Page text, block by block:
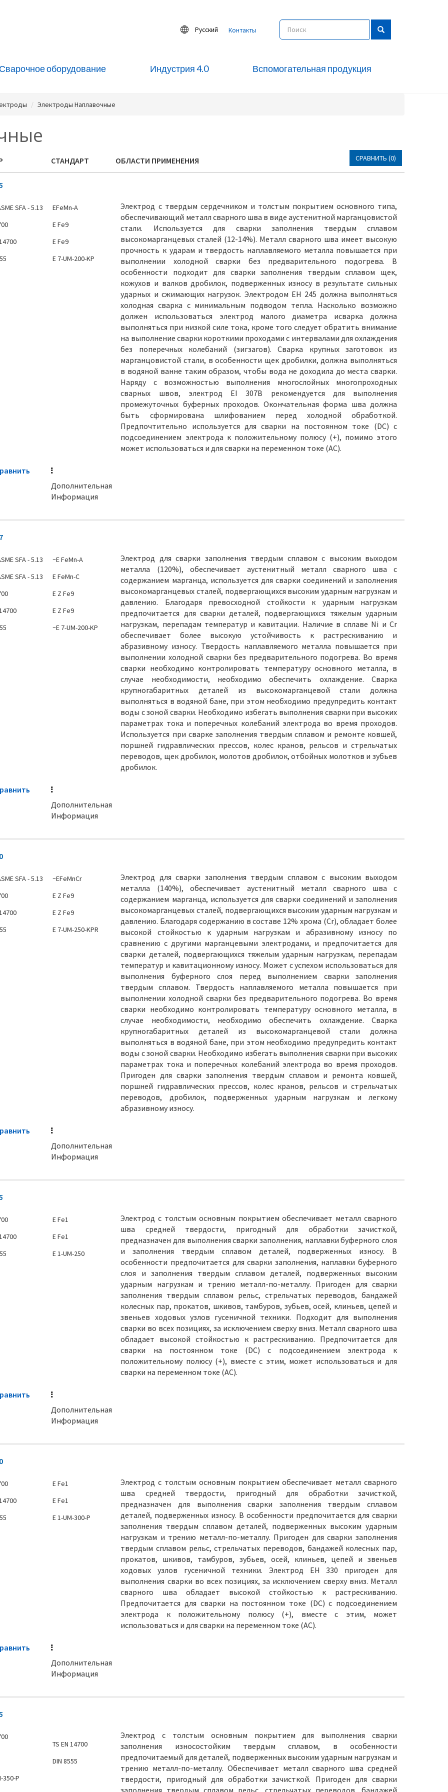
Русский Контакты
Сварочное оборудование Индустрия 4.0 Вспомогательная продукция
Электроды Наплавочные
СТАНДАРТ ОБЛАСТИ ПРИМЕНЕНИЯ СРАВНИТЬ (0)
SFA - 5.13
EFeMn-A
E Fe9
E Fe9
E 7-UM-200-KP
Электрод с твердым сердечником и толстым покрытием основного типа,
обеспечивающий металл сварного шва в виде аустенитной марганцовистой
стали. Используется для сварки заполнения твердым сплавом
высокомарганцевых сталей (12-14%). Металл сварного шва имеет высокую
прочность к ударам и твердость наплавляемого металла повышается при
выполнении холодной сварки без предварительного подогрева. В
особенности подходит для сварки заполнения твердым сплавом щек,
кожухов и валков дробилок, подверженных износу в результате сильных
ударных и сжимающих нагрузок. Электродом EH 245 должна выполняться
холодная сварка с минимальным подводом тепла. Насколько возможно
должен использоваться электрод малого диаметра исварка должна
выполняться при низкой силе тока, кроме того следует обратить внимание
на выполнение сварки короткими проходами с интервалами для охлаждения
без поперечных колебаний (зигзагов). Сварка крупных заготовок из
марганцовистой стали, в особенности щек дробилки, должна выполняться
в водяной ванне таким образом, чтобы вода не доходила до места сварки.
Наряду с возможностью выполнения многослойных многопроходных
сварных швов, электрод EI 307B рекомендуется для выполнения
промежуточных буферных проходов. Окончательная форма шва должна
быть сформирована шлифованием перед холодной обработкой.
Предпочтительно используется для сварки на постоянном токе (DC) с
подсоединением электрода к положительному полюсу (+), помимо этого
может использоваться и для сварки на переменном токе (AC).
Дополнительная
Информация
SFA - 5.13
~E FeMn-A
SFA - 5.13
E FeMn-C
E Z Fe9
E Z Fe9
~E 7-UM-200-KP
Электрод для сварки заполнения твердым сплавом с высоким выходом
металла (120%), обеспечивает аустенитный металл сварного шва с
содержанием марганца, используется для сварки соединений и заполнения
высокомарганцевых сталей, подвергающихся высоким ударным нагрузкам и
давлению. Благодаря превосходной стойкости к ударным нагрузкам
предпочитается для сварки деталей, подвергающихся тяжелым ударным
нагрузкам, перепадам температур и кавитации. Наличие в сплаве Ni и Cr
обеспечивает более высокую устойчивость к растрескиванию и
абразивному износу. Твердость наплавляемого металла повышается при
выполнении холодной сварки без предварительного подогрева. Во время
сварки необходимо контролировать температуру основного металла, в
случае необходимости, необходимо обеспечить охлаждение. Сварка
крупногабаритных деталей из высокомарганцевой стали должна
выполняться в водяной бане, при этом необходимо предупредить контакт
воды с зоной сварки. Необходимо избегать выполнения сварки при высоких
параметрах тока и поперечных колебаний электрода во время проходов.
Используется при сварке заполнения твердым сплавом и ремонте ковшей,
поршней гидравлических прессов, колес кранов, рельсов и стрельчатых
переводов, щек дробилок, молотов дробилок, отбойных молотков и зубьев
дробилок.
Дополнительная
Информация
SFA - 5.13
~EFeMnCr
E Z Fe9
E Z Fe9
E 7-UM-250-KPR
Электрод для сварки заполнения твердым сплавом с высоким выходом
металла (140%), обеспечивает аустенитный металл сварного шва с
содержанием марганца, используется для сварки соединений и заполнения
высокомарганцевых сталей, подвергающихся высоким ударным нагрузкам и
давлению. Благодаря содержанию в составе 12% хрома (Cr), обладает более
высокой стойкостью к ударным нагрузкам и абразивному износу по
сравнению с другими марганцевыми электродами, и предпочитается для
сварки деталей, подвергающихся тяжелым ударным нагрузкам, перепадам
температур и кавитационному износу. Может с успехом использоваться для
выполнения буферного слоя перед выполнением сварки заполнения
твердым сплавом. Твердость наплавляемого металла повышается при
выполнении холодной сварки без предварительного подогрева. Во время
сварки необходимо контролировать температуру основного металла, в
случае необходимости, необходимо обеспечить охлаждение. Сварка
крупногабаритных деталей из высокомарганцевой стали должна
выполняться в водяной бане, при этом необходимо предупредить контакт
воды с зоной сварки. Необходимо избегать выполнения сварки при высоких
параметрах тока и поперечных колебаний электрода во время проходов.
Пригоден для сварки заполнения твердым сплавом и ремонта ковшей,
поршней гидравлических прессов, колес кранов, рельсов и стрельчатых
переводов, дробилок, подверженных ударным нагрузкам и легкому
абразивному износу.
Дополнительная
Информация
E Fe1
E Fe1
E 1-UM-250
Электрод с толстым основным покрытием обеспечивает металл сварного
шва средней твердости, пригодный для обработки зачисткой,
предназначен для выполнения сварки заполнения, наплавки буферного слоя
и заполнения твердым сплавом деталей, подверженных износу. В
особенности предпочитается для сварки заполнения, наплавки буферного
слоя и заполнения твердым сплавом деталей, подверженных высоким
ударным нагрузкам и трению металл-по-металлу. Пригоден для сварки
заполнения твердым сплавом рельс, стрельчатых переводов, бандажей
колесных пар, прокатов, шкивов, тамбуров, зубьев, осей, клиньев, цепей и
звеньев ходовых узлов гусеничной техники. Подходит для выполнения
сварки во всех позициях, за исключением сверху вниз. Металл сварного шва
обладает высокой стойкостью к растрескиванию. Предпочитается для
сварки на постоянном токе (DC) с подсоединением электрода к
положительному полюсу (+), вместе с этим, может использоваться и для
сварки на переменном токе (AC).
Дополнительная
Информация
E Fe1
E Fe1
E 1-UM-300-P
Электрод с толстым основным покрытием обеспечивает металл сварного
шва средней твердости, пригодный для обработки зачисткой,
предназначен для выполнения сварки заполнения твердым сплавом
деталей, подверженных износу. В особенности предпочитается для сварки
заполнения твердым сплавом деталей, подверженных высоким ударным
нагрузкам и трению металл-по-металлу. Пригоден для сварки заполнения
твердым сплавом рельс, стрельчатых переводов, бандажей колесных пар,
прокатов, шкивов, тамбуров, зубьев, осей, клиньев, цепей и звеньев
ходовых узлов гусеничной техники. Электрод EH 330 пригоден для
выполнения сварки во всех позициях, за исключением сверху вниз. Металл
сварного шва обладает высокой стойкостью к растрескиванию.
Предпочитается для сварки на постоянном токе (DC) с подсоединением
электрода к положительному полюсу (+), вместе с этим, может
использоваться и для сварки на переменном токе (AC).
Дополнительная
Информация
TS EN 14700
DIN 8555
350-P
Электрод с толстым основным покрытием для выполнения сварки
заполнения износостойким твердым сплавом, в особенности
предпочитаемый для деталей, подверженных высоким ударным нагрузкам и
трению металл-по-металлу. Обеспечивает металл сварного шва средней
твердости, пригодный для обработки зачисткой. Пригоден для сварки